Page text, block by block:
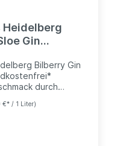
Heidelberg
Gin
Bilberry Gin
durch
von
dem 315
€* / 1 Liter)